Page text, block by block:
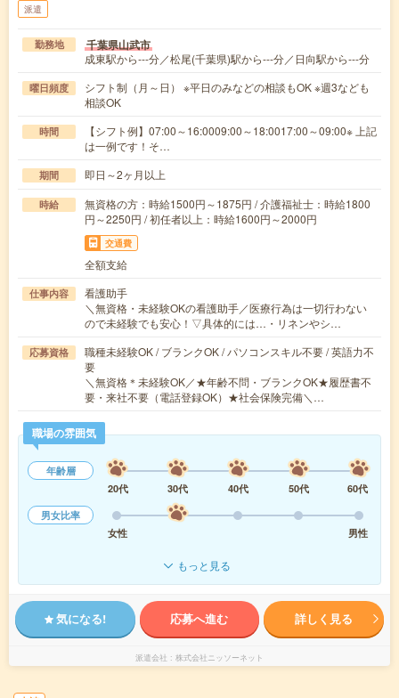
派遣
勤務地 千葉県山武市
成東駅から---分／松尾(千葉県)駅から---分／日向駅から---分
曜日頻度
シフト制（月～日） ※平日のみなどの相談もOK ※週3なども
相談OK
時間
【シフト例】07:00～16:0009:00～18:0017:00～09:00※ 上記
は一例です！そ…
期間 即日～2ヶ月以上
時給
無資格の方：時給1500円～1875円 / 介護福祉士：時給1800
円～2250円 / 初任者以上：時給1600円～2000円
交通費
全額支給
仕事内容
看護助手
＼無資格・未経験OKの看護助手／医療行為は一切行わない
ので未経験でも安心！▽具体的には…・リネンやシ…
応募資格
職種未経験OK / ブランクOK / パソコンスキル不要 / 英語力不
要
＼無資格＊未経験OK／★年齢不問・ブランクOK★履歴書不
要・来社不要（電話登録OK）★社会保険完備＼…
職場の雰囲気
年齢層
20代
30代 40代 50代
60代
男女比率
女性
男性
もっと見る
気になる! 応募へ進む 詳しく見る
派遣会社 株式会社ニッソーネット